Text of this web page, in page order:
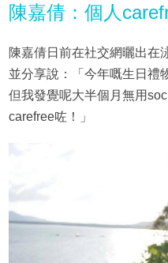
陳嘉倩：個人
陳嘉倩日前在社交網曬出在
並分享說：「今年嘅生日禮
但我發覺呢大半個月無用
carefree咗！」